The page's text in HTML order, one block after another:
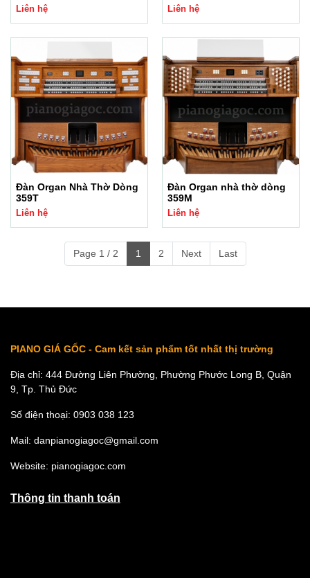
Liên hệ Liên hệ
Đàn Organ Nhà Thờ Dòng
359T
Liên hệ
Đàn Organ nhà thờ dòng
359M
Liên hệ
Page 1 / 2 1 2 Next Last
PIANO GIÁ GỐC - Cam kết sản phẩm tốt nhất thị trường
Địa chỉ: 444 Đường Liên Phường, Phường Phước Long B, Quận
9, Tp. Thủ Đức
Số điện thoại: 0903 038 123
Mail: danpianogiagoc@gmail.com
Website: pianogiagoc.com
Thông tin thanh toán